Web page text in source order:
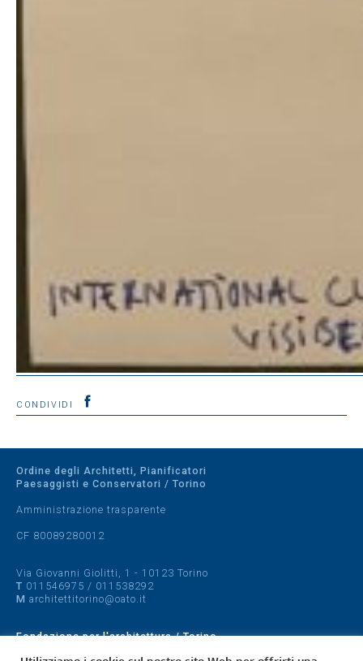
CONDIVIDI
Ordine degli Architetti, Pianificatori
Paesaggisti e Conservatori / Torino
Amministrazione trasparente
CF 80089280012
Via Giovanni Giolitti, 1 - 10123 Torino
T 011546975 / 011538292
M architettitorino@oato.it
Fondazione per l'architettura / Torino